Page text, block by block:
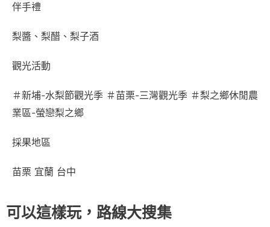
伴手禮
梨醬、梨醋、梨子酒
觀光活動
＃新埔-水梨節觀光季 ＃苗栗-三灣觀光季 ＃梨之鄉休閒農
業區-螢戀梨之鄉
採果地區
苗栗 宜蘭 台中
可以這樣玩，路線大搜集